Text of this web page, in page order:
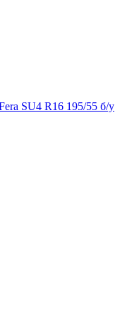
SU4 R16 195/55 б/у